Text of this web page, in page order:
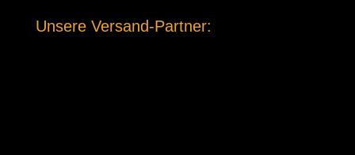
Unsere Versand-Partner: